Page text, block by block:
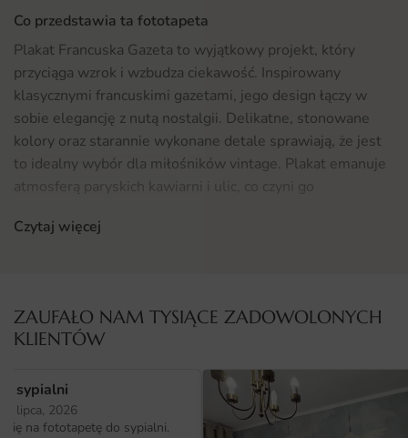
Co przedstawia ta fototapeta
Plakat Francuska Gazeta to wyjątkowy projekt, który
przyciąga wzrok i wzbudza ciekawość. Inspirowany
klasycznymi francuskimi gazetami, jego design łączy w
sobie elegancję z nutą nostalgii. Delikatne, stonowane
kolory oraz starannie wykonane detale sprawiają, że jest
to idealny wybór dla miłośników vintage. Plakat emanuje
atmosferą paryskich kawiarni i ulic, co czyni go
wnętrz, od salonów po biura.
się w wielu przestrzeniach. Może być wykorzystana jako
centralny punkt dekoracyjny w stylowym salonie, nadając
mu charakteru, lub jako subtelne uzupełnienie w
przytulnej sypialni. Sprawdzi się także w biurach, gdzie
doda elegancji i inspiracji. Dla tych, którzy szukają
Czytaj więcej
ZAUFAŁO NAM TYSIĄCE ZADOWOLONYCH
KLIENTÓW
sypialni
lipca, 2026
się na fototapetę do sypialni.